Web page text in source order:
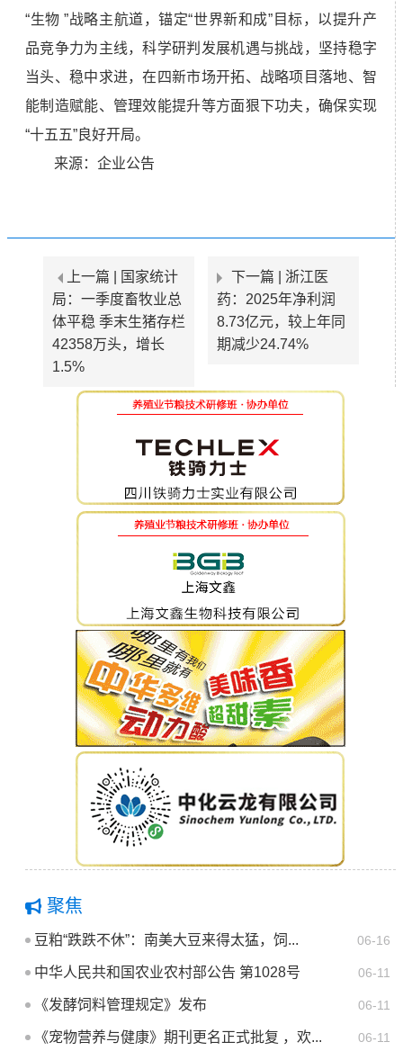
“生物 ”战略主航道，锚定“世界新和成”目标，以提升产
品竞争力为主线，科学研判发展机遇与挑战，坚持稳字
当头、稳中求进，在四新市场开拓、战略项目落地、智
能制造赋能、管理效能提升等方面狠下功夫，确保实现
“十五五”良好开局。
来源：企业公告
上一篇 |
国家统计
局：一季度畜牧业总
体平稳 季末生猪存栏
42358万头，增长
1.5%
下一篇 | 浙江医
药：2025年净利润
8.73亿元，较上年同
期减少24.74%
聚焦
06-16
豆粕“跌跌不休”：南美大豆来得太猛，饲...
06-11
中华人民共和国农业农村部公告 第1028号
06-11
《发酵饲料管理规定》发布
06-11
《宠物营养与健康》期刊更名正式批复 ，欢...